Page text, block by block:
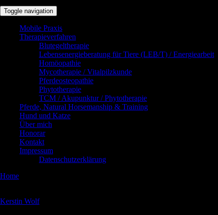
Toggle navigation
Mobile Praxis
Therapieverfahren
Blutegeltherapie
Lebensenergieberatung für Tiere (LEB/T) / Energiearbeit
Homöopathie
Mycotherapie / Vitalpilzkunde
Pferdeosteopathie
Phytotherapie
TCM / Akupunktur / Phytotherapie
Pferde, Natural Horsemanship & Training
Hund und Katze
Über mich
Honorar
Kontakt
Impressum
Datenschutzerklärung
Home
Kerstin Wolfzusammen.